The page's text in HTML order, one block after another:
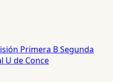
Primera BSegunda
U de Conce